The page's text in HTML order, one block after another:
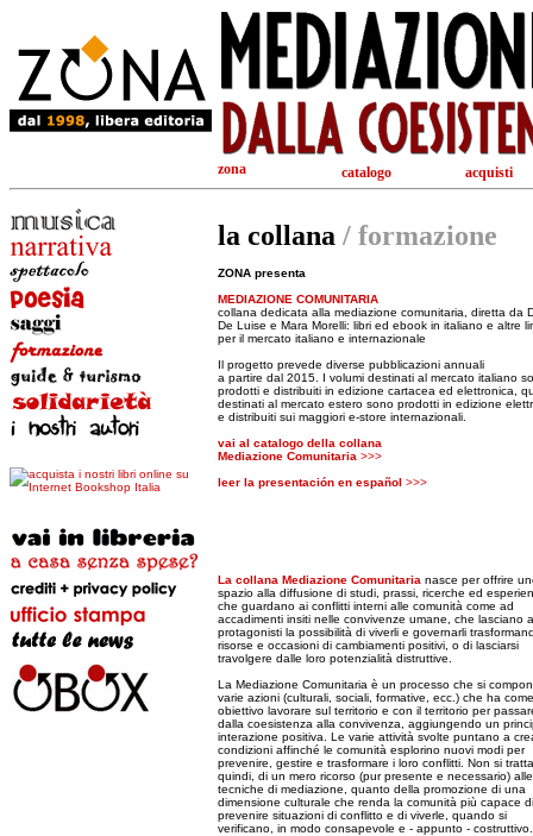
zona catalogo acquisti
la collana / formazione
ZONA presenta
MEDIAZIONE COMUNITARIA
collana dedicata alla mediazione comunitaria, diretta da
De Luise e Mara Morelli: libri ed ebook in italiano e altre
per il mercato italiano e internazionale
Il progetto prevede diverse pubblicazioni annuali
a partire dal 2015. I volumi destinati al mercato italiano
prodotti e distribuiti in edizione cartacea ed elettronica,
destinati al mercato estero sono prodotti in edizione
e distribuiti sui maggiori e-store internazionali.
vai al catalogo della collana
Mediazione Comunitaria >>>
leer la presentación en español >>>
La collana Mediazione Comunitaria nasce per offrire
spazio alla diffusione di studi, prassi, ricerche ed
che guardano ai conflitti interni alle comunità come ad
accadimenti insiti nelle convivenze umane, che lasciano
protagonisti la possibilità di viverli e governarli
risorse e occasioni di cambiamenti positivi, o di lasciarsi
travolgere dalle loro potenzialità distruttive.
La Mediazione Comunitaria è un processo che si
varie azioni (culturali, sociali, formative, ecc.) che ha come
obiettivo lavorare sul territorio e con il territorio per
dalla coesistenza alla convivenza, aggiungendo un
interazione positiva. Le varie attività svolte puntano a
condizioni affinché le comunità esplorino nuovi modi per
prevenire, gestire e trasformare i loro conflitti. Non si
quindi, di un mero ricorso (pur presente e necessario) alle
tecniche di mediazione, quanto della promozione di una
dimensione culturale che renda la comunità più capace di
prevenire situazioni di conflitto e di viverle, quando si
verificano, in modo consapevole e - appunto - costruttivo.